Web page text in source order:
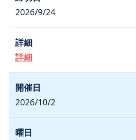
2026/9/24
詳細
2026/10/2